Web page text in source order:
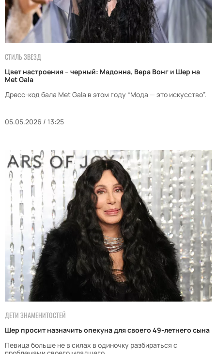
СТИЛЬ ЗВЕЗД
Цвет настроения – черный: Мадонна, Вера Вонг и Шер на
Met Gala
Дресс-код бала Met Gala в этом году “Мода — это искусство”.
05.05.2026 / 13:25
ДЕТИ ЗНАМЕНИТОСТЕЙ
Шер просит назначить опекуна для своего 49-летнего сына
Певица больше не в силах в одиночку разбираться с